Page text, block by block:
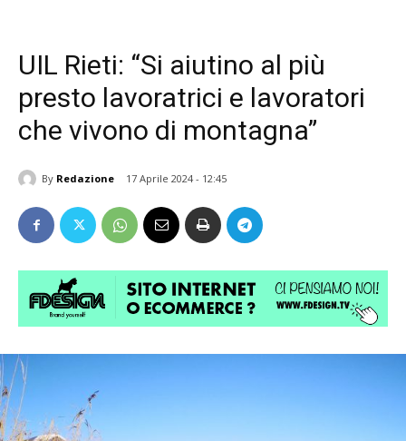
UIL Rieti: “Si aiutino al più
presto lavoratrici e lavoratori
che vivono di montagna”
By Redazione 17 Aprile 2024 - 12:45